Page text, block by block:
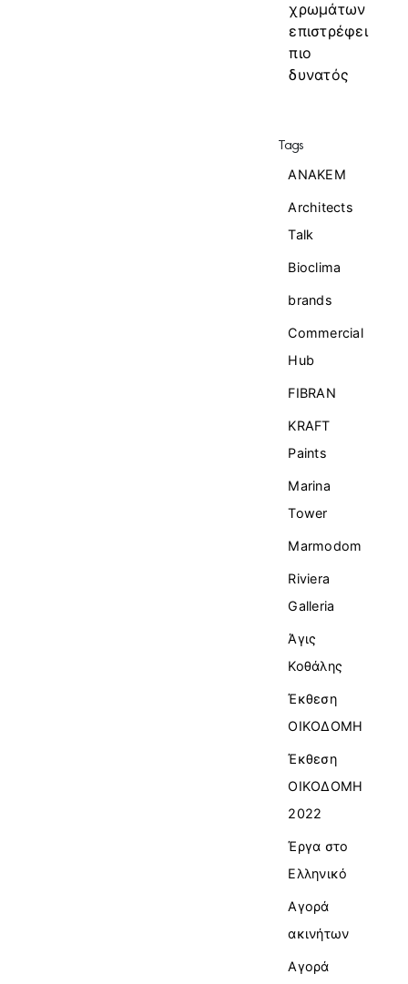
χρωμάτων
επιστρέφει
πιο
δυνατός
Tags
ANAKEM
Architects
Talk
Bioclima
brands
Commercial
Ηub
FIBRAN
KRAFT
Paints
Marina
Tower
Marmodom
Riviera
Galleria
Άγις
Κοθάλης
Έκθεση
ΟΙΚΟΔΟΜΗ
Έκθεση
ΟΙΚΟΔΟΜΗ
2022
Έργα στο
Ελληνικό
Αγορά
ακινήτων
Αγορά